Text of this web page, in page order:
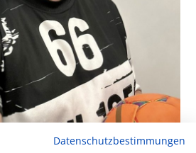
Körpergröße
Stationen
Datenschutzbestimmungen